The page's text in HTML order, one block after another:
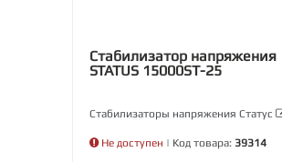
Стабилизатор напряжения
STATUS 15000SТ-25
Стабилизаторы напряжения Статус
Не доступен | Код товара: 39314